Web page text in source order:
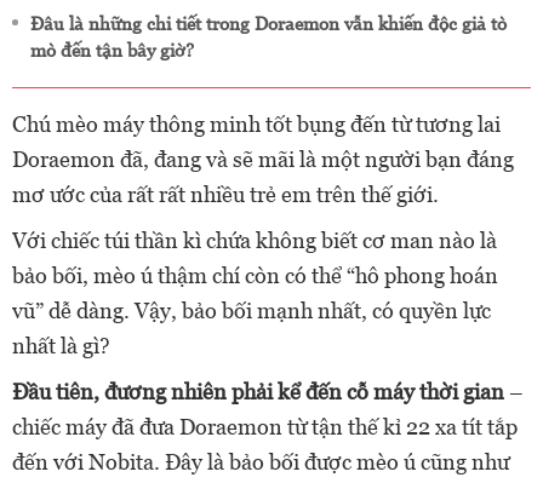
Đâu là những chi tiết trong Doraemon vẫn khiến độc giả tò
mò đến tận bây giờ?
Chú mèo máy thông minh tốt bụng đến từ tương lai
Doraemon đã, đang và sẽ mãi là một người bạn đáng
mơ ước của rất rất nhiều trẻ em trên thế giới.
Với chiếc túi thần kì chứa không biết cơ man nào là
bảo bối, mèo ú thậm chí còn có thể “hô phong hoán
vũ” dễ dàng. Vậy, bảo bối mạnh nhất, có quyền lực
nhất là gì?
Đầu tiên, đương nhiên phải kể đến cỗ máy thời gian –
chiếc máy đã đưa Doraemon từ tận thế kỉ 22 xa tít tắp
đến với Nobita. Đây là bảo bối được mèo ú cũng như